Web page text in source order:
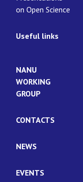
on Open Science
Useful links
NANU
WORKING
GROUP
CONTACTS
NEWS
EVENTS